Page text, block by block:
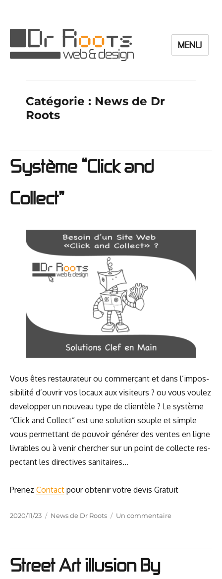
MENU
Catégorie : News de Dr
Roots
Système “Click and
Collect”
Vous êtes res­tau­ra­teur ou com­mer­çant et dans l’im­pos­
si­bi­li­té d’ou­vrir vos locaux aux visi­teurs ? ou vous vou­lez
deve­lop­per un nou­veau type de clien­tèle ? Le sys­tème
“Click and Col­lect” est une solu­tion souple et simple
vous per­met­tant de pou­voir géné­rer des ventes en ligne
livrables ou à venir cher­cher sur un point de col­lecte res­
pec­tant les direc­tives sanitaires…
Pre­nezContact pour obte­nir votre devis Gratuit
Publié
2020/11/23 Catégories
News de Dr Roots Un commentairesur
Street Art illusion By